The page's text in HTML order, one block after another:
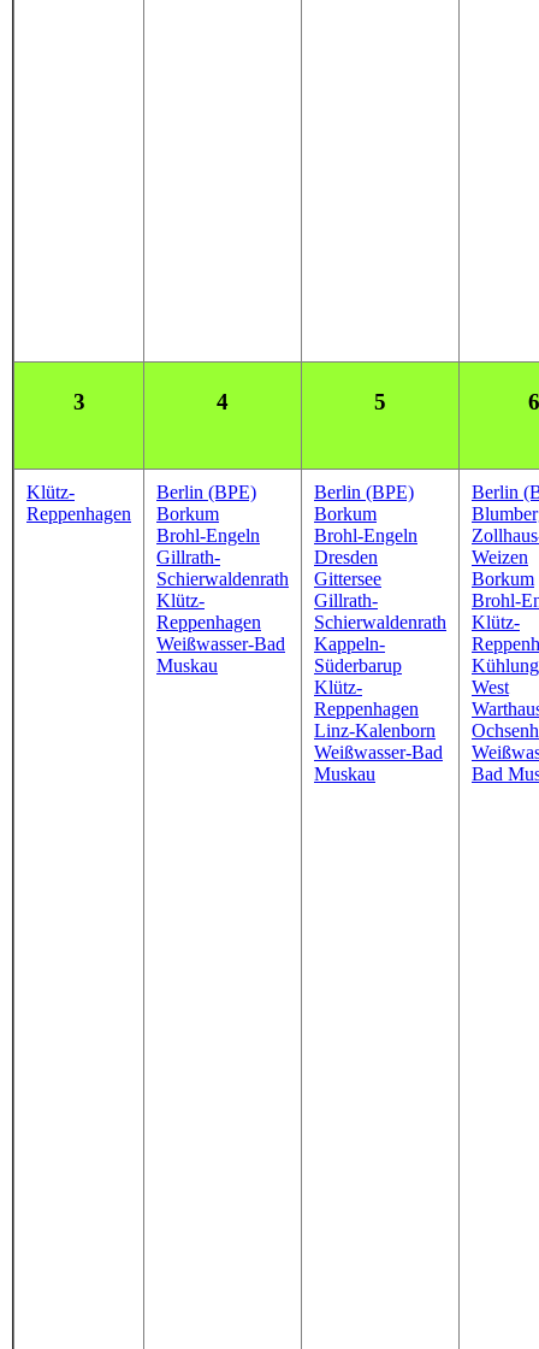
3 4 5 6
Klütz-
Reppenhagen
Berlin (BPE)
Borkum
Brohl-Engeln
Gillrath-
Schierwaldenrath
Klütz-
Reppenhagen
Weißwasser-Bad
Muskau
Berlin (BPE)
Borkum
Brohl-Engeln
Dresden
Gittersee
Gillrath-
Schierwaldenrath
Kappeln-
Süderbarup
Klütz-
Reppenhagen
Linz-Kalenborn
Weißwasser-Bad
Muskau
Berlin
Weizen
Borkum
Brohl-
Klütz-
West
Bad